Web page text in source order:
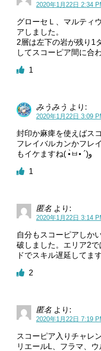
2020年1月22日 2:34
グローセＬ、マルティ
アしました。
2層は左下の岩が残り1
してスコーピア間に合
1
みうみう より:
2020年1月22日 3:09
封印か麻痺を使えばス
フレイバルカンかフレ
もイケますね( •̀ㅂ• ´)و
1
匿名 より:
2020年1月22日 3:14
自分もスコーピアしか
破しました。エリア2
ドでスキル遅延してます
2
匿名 より:
2020年1月22日 7:19
スコーピア入りチャレ
リエールL、フラマ、